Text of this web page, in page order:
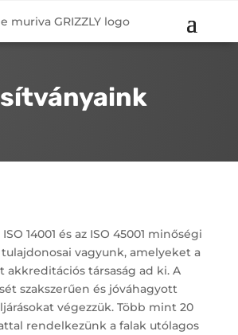
ISO 14001 és az ISO 45001 minőségi
vagyunk, amelyeket a
akkreditációs társaság ad ki. A
szakszerűen és jóváhagyott
végezzük. Több mint 20
rendelkezünk a falak utólagos